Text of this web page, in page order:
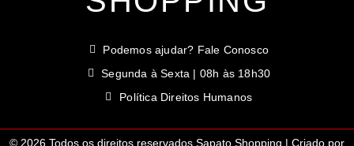
Podemos ajudar? Fale Conosco
Segunda à Sexta | 08h às 18h30
Política Direitos Humanos
© 2026 Todos os direitos reservados Sapato Shopping | Criado por